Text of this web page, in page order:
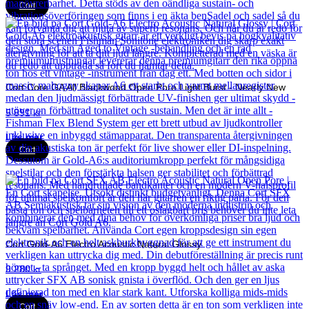
Cort
Cort Core GA All Blackwood Open Pore Light Burst - Nearly New
5 891kr
Läs mer
Cort
Cort Gold-A6 Electro Acoustic Natural Glossy
9 280kr
Läs mer
Cort